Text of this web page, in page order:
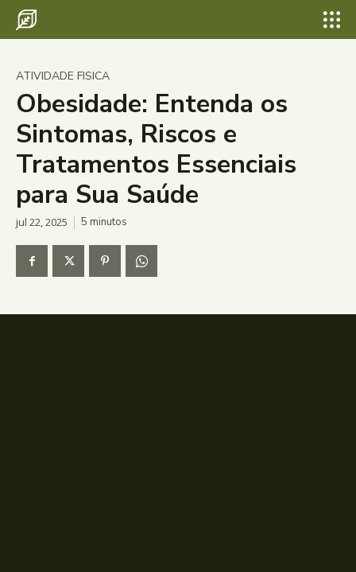
ATIVIDADE FISICA
Obesidade: Entenda os
Sintomas, Riscos e
Tratamentos Essenciais
para Sua Saúde
jul 22, 2025 5 minutos